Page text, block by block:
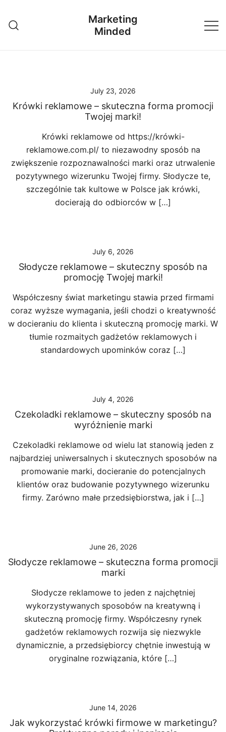
content
Marketing
Minded
July 23, 2026
Krówki reklamowe – skuteczna forma promocji
Twojej marki!
Krówki reklamowe od https://krówki-
reklamowe.com.pl/ to niezawodny sposób na
zwiększenie rozpoznawalności marki oraz utrwalenie
pozytywnego wizerunku Twojej firmy. Słodycze te,
szczególnie tak kultowe w Polsce jak krówki,
docierają do odbiorców w […]
July 6, 2026
Słodycze reklamowe – skuteczny sposób na
promocję Twojej marki!
Współczesny świat marketingu stawia przed firmami
coraz wyższe wymagania, jeśli chodzi o kreatywność
w docieraniu do klienta i skuteczną promocję marki. W
tłumie rozmaitych gadżetów reklamowych i
standardowych upominków coraz […]
July 4, 2026
Czekoladki reklamowe – skuteczny sposób na
wyróżnienie marki
Czekoladki reklamowe od wielu lat stanowią jeden z
najbardziej uniwersalnych i skutecznych sposobów na
promowanie marki, docieranie do potencjalnych
klientów oraz budowanie pozytywnego wizerunku
firmy. Zarówno małe przedsiębiorstwa, jak i […]
June 26, 2026
Słodycze reklamowe – skuteczna forma promocji
marki
Słodycze reklamowe to jeden z najchętniej
wykorzystywanych sposobów na kreatywną i
skuteczną promocję firmy. Współczesny rynek
gadżetów reklamowych rozwija się niezwykle
dynamicznie, a przedsiębiorcy chętnie inwestują w
oryginalne rozwiązania, które […]
June 14, 2026
Jak wykorzystać krówki firmowe w marketingu?